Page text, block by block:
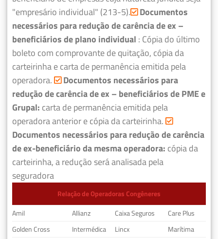
"empresário individual" (213-5). Documentos
necessários para redução de carência de ex –
beneficiários de plano individual : Cópia do último
boleto com comprovante de quitação, cópia da
carteirinha e carta de permanência emitida pela
operadora.
Documentos necessários para
redução de carência de ex – beneficiários de PME e
Grupal: carta de permanência emitida pela
operadora anterior e cópia da carteirinha.
Documentos necessários para redução de carência
de ex-beneficiário da mesma operadora: cópia da
carteirinha, a redução será analisada pela
seguradora
Relação de Operadoras Congêneres
Amil
Allianz Caixa Seguros
Care Plus
Golden Cross
Intermédica Lincx
Marítima